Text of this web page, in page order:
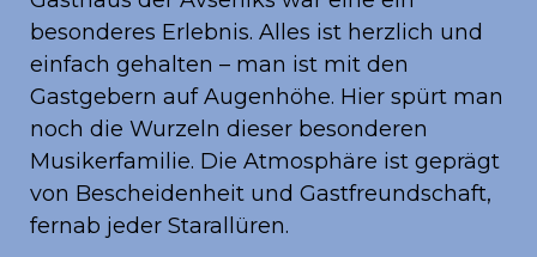
besonderes Erlebnis. Alles ist herzlich und
einfach gehalten – man ist mit den
Gastgebern auf Augenhöhe. Hier spürt man
noch die Wurzeln dieser besonderen
Musikerfamilie. Die Atmosphäre ist geprägt
von Bescheidenheit und Gastfreundschaft,
fernab jeder Starallüren.